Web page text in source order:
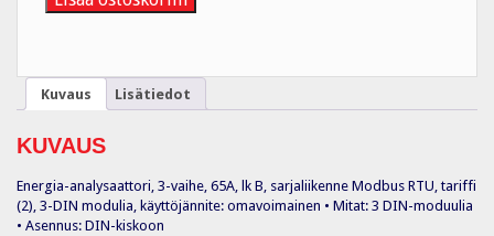
lk
DIN
S1
Kuvaus Lisätiedot
KUVAUS
Energia-analysaattori, 3-vaihe, 65A, lk B, sarjaliikenne Modbus RTU, tariffi
(2), 3-DIN modulia, käyttöjännite: omavoimainen • Mitat: 3 DIN-moduulia
• Asennus: DIN-kiskoon